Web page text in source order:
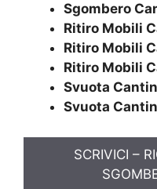
Sgombero
Ritiro Mobili
Ritiro Mobili
Ritiro Mobili
Svuota
Svuota
SCRIVICI –